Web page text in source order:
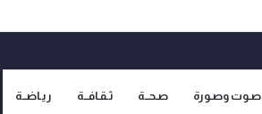
ريـاضــة ثـقـافــة صـحــة صـوت وصـورة